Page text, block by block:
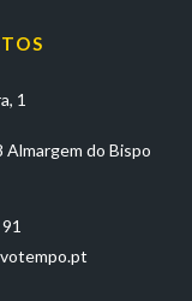
1
Almargem do Bispo